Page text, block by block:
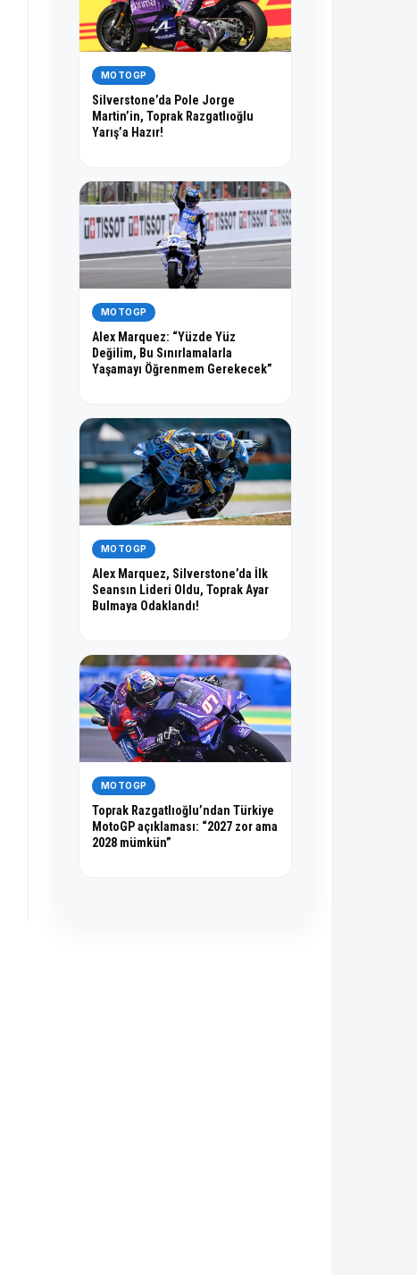
MOTOGP
Silverstone’da Pole Jorge
Martin’in, Toprak Razgatlıoğlu
Yarış’a Hazır!
MOTOGP
Alex Marquez: “Yüzde Yüz
Değilim, Bu Sınırlamalarla
Yaşamayı Öğrenmem Gerekecek”
MOTOGP
Alex Marquez, Silverstone’da İlk
Seansın Lideri Oldu, Toprak Ayar
Bulmaya Odaklandı!
MOTOGP
Toprak Razgatlıoğlu’ndan Türkiye
MotoGP açıklaması: “2027 zor ama
2028 mümkün”